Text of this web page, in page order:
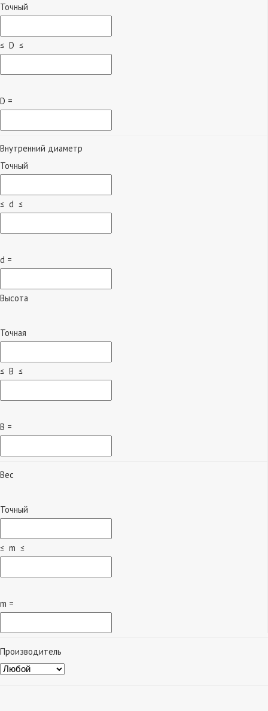
Точный
≤ D ≤
D =
Внутренний диаметр
Точный
≤ d ≤
d =
Высота
Точная
≤ B ≤
B =
Вес
Точный
≤ m ≤
m =
Производитель